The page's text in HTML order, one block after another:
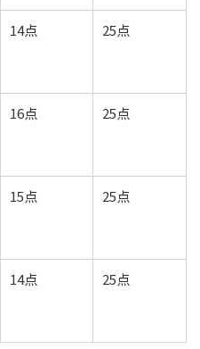
14点 25点
16点 25点
15点 25点
14点 25点